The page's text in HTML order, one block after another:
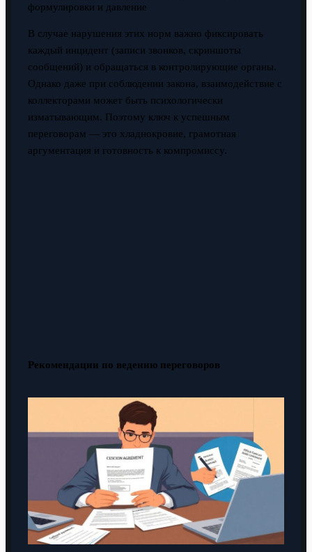
формулировки и давление
В случае нарушения этих норм важно фиксировать
каждый инцидент (записи звонков, скриншоты
сообщений) и обращаться в контролирующие органы.
Однако даже при соблюдении закона, взаимодействие с
коллекторами может быть психологически
изматывающим. Поэтому ключ к успешным
переговорам — это хладнокровие, грамотная
аргументация и готовность к компромиссу.
Рекомендации по ведению переговоров